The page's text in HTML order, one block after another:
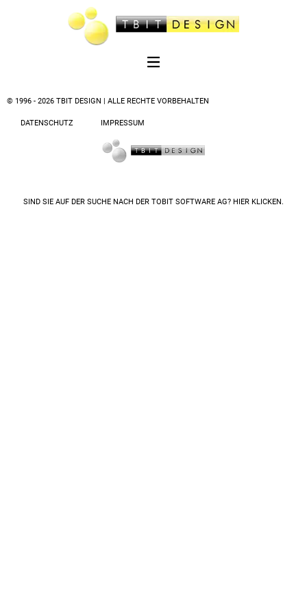
© 1996 - 2026 TBIT DESIGN | ALLE RECHTE VORBEHALTEN
DATENSCHUTZ IMPRESSUM
SIND SIE AUF DER SUCHE NACH DER TOBIT SOFTWARE AG? HIER KLICKEN.